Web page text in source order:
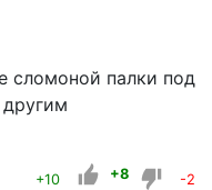
сломоной палки под
+10 +8 -2